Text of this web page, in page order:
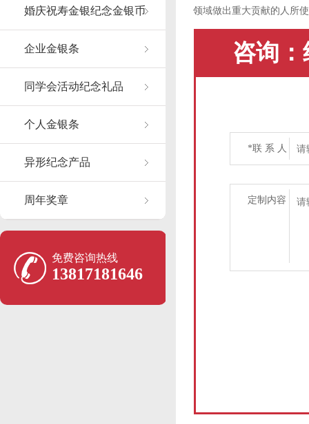
婚庆祝寿金银纪念金银币
企业金银条
同学会活动纪念礼品
个人金银条
异形纪念产品
周年奖章
免费咨询热线
13817181646
领域做出重大贡献的人所
咨询
*联 系 人
定制内容